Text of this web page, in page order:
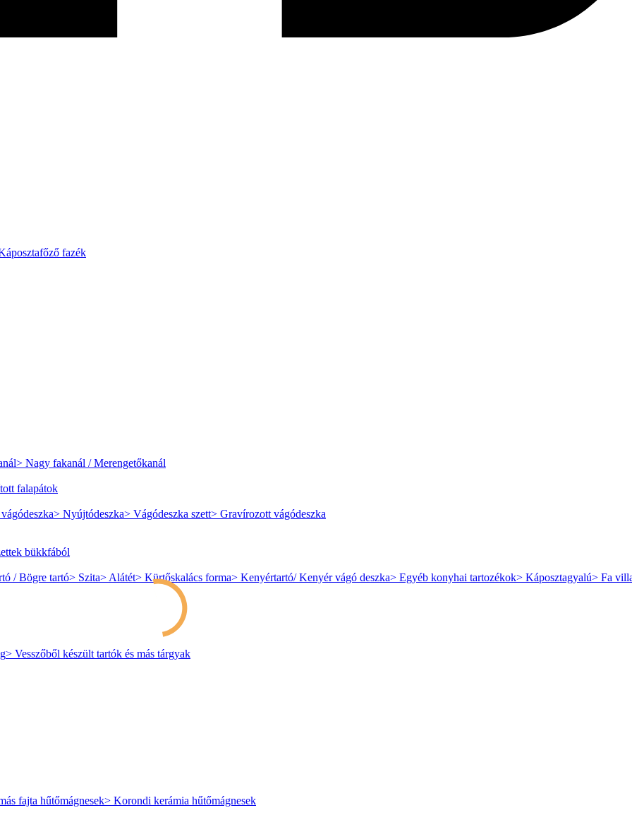
fazék
> Nagy fakanál / Merengetőkanál
falapátok
> Nyújtódeszka> Vágódeszka szett> Gravírozott vágódeszka
bükkfából
/ Bögre tartó> Szita> Alátét> Kürtőskalács forma> Kenyértartó/ Kenyér vágó deszka> Egyéb konyhai tartozékok> Káposztagyalú> Fa
> Vesszőből készült tartók és más tárgyak
fajta hűtőmágnesek> Korondi kerámia hűtőmágnesek